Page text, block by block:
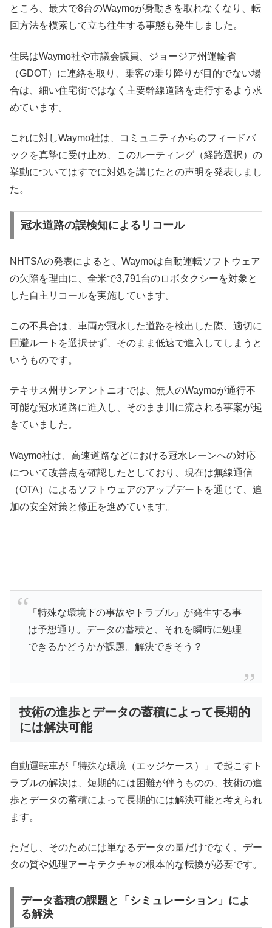
ところ、最大で8台のWaymoが身動きを取れなくなり、転
回方法を模索して立ち往生する事態も発生しました。
住民はWaymo社や市議会議員、ジョージア州運輸省
（GDOT）に連絡を取り、乗客の乗り降りが目的でない場
合は、細い住宅街ではなく主要幹線道路を走行するよう求
めています。
これに対しWaymo社は、コミュニティからのフィードバ
ックを真摯に受け止め、このルーティング（経路選択）の
挙動についてはすでに対処を講じたとの声明を発表しまし
た。
冠水道路の誤検知によるリコール
NHTSAの発表によると、Waymoは自動運転ソフトウェア
の欠陥を理由に、全米で3,791台のロボタクシーを対象と
した自主リコールを実施しています。
この不具合は、車両が冠水した道路を検出した際、適切に
回避ルートを選択せず、そのまま低速で進入してしまうと
いうものです。
テキサス州サンアントニオでは、無人のWaymoが通行不
可能な冠水道路に進入し、そのまま川に流される事案が起
きていました。
Waymo社は、高速道路などにおける冠水レーンへの対応
について改善点を確認したとしており、現在は無線通信
（OTA）によるソフトウェアのアップデートを通じて、追
加の安全対策と修正を進めています。
「特殊な環境下の事故やトラブル」が発生する事
は予想通り。データの蓄積と、それを瞬時に処理
できるかどうかが課題。解決できそう？
技術の進歩とデータの蓄積によって長期的
には解決可能
自動運転車が「特殊な環境（エッジケース）」で起こすト
ラブルの解決は、短期的には困難が伴うものの、技術の進
歩とデータの蓄積によって長期的には解決可能と考えられ
ます。
ただし、そのためには単なるデータの量だけでなく、デー
タの質や処理アーキテクチャの根本的な転換が必要です。
データ蓄積の課題と「シミュレーション」によ
る解決